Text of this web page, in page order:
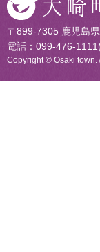
〒899-7305 鹿児島
電話：099-476-
Copyright © Osaki town.